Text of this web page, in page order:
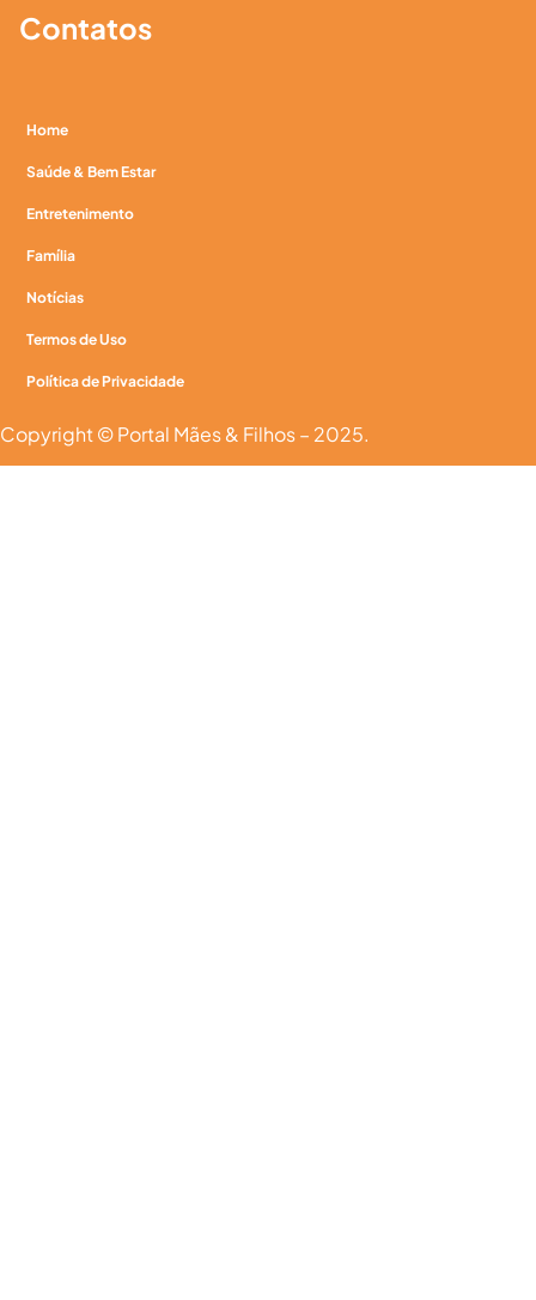
Contatos
Home
Saúde & Bem Estar
Entretenimento
Família
Notícias
Termos de Uso
Política de Privacidade
Copyright © Portal Mães & Filhos – 2025.